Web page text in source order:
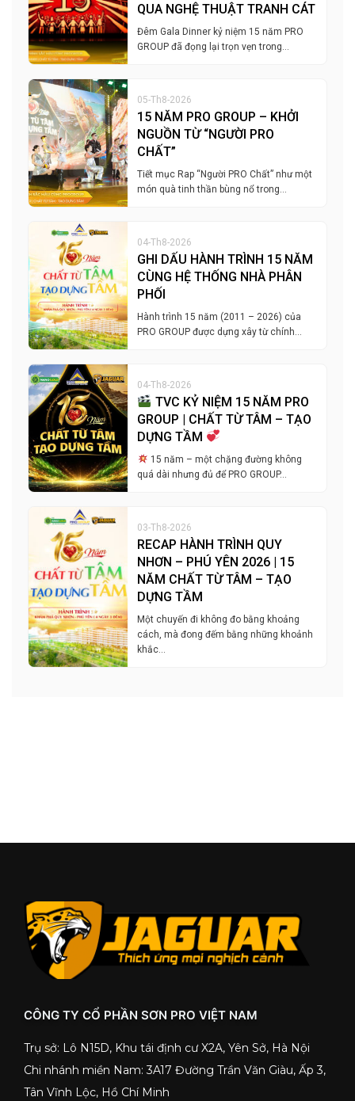
QUA NGHỆ THUẬT TRANH CÁT
Đêm Gala Dinner kỷ niệm 15 năm PRO
GROUP đã đọng lại trọn vẹn trong…
05-Th8-2026
15 NĂM PRO GROUP – KHỞI
NGUỒN TỪ “NGƯỜI PRO
CHẤT”
Tiết mục Rap “Người PRO Chất” như một
món quà tinh thần bùng nổ trong…
04-Th8-2026
GHI DẤU HÀNH TRÌNH 15 NĂM
CÙNG HỆ THỐNG NHÀ PHÂN
PHỐI
Hành trình 15 năm (2011 – 2026) của
PRO GROUP được dựng xây từ chính…
04-Th8-2026
TVC KỶ NIỆM 15 NĂM PRO
GROUP | CHẤT TỪ TÂM – TẠO
DỰNG TẦM
15 năm – một chặng đường không
quá dài nhưng đủ để PRO GROUP…
03-Th8-2026
RECAP HÀNH TRÌNH QUY
NHƠN – PHÚ YÊN 2026 | 15
NĂM CHẤT TỪ TÂM – TẠO
DỰNG TẦM
Một chuyến đi không đo bằng khoảng
cách, mà đong đếm bằng những khoảnh
khắc…
CÔNG TY CỔ PHẦN SƠN PRO VIỆT NAM
Trụ sở: Lô N15D, Khu tái định cư X2A, Yên Sở, Hà Nội
Chi nhánh miền Nam: 3A17 Đường Trần Văn Giàu, Ấp 3,
Tân Vĩnh Lộc, Hồ Chí Minh